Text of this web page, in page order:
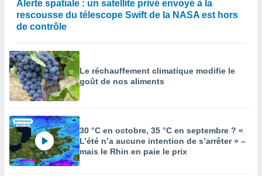
Alerte spatiale : un satellite privé envoyé à la
rescousse du télescope Swift de la NASA est hors
de contrôle
Le réchauffement climatique modifie le
goût de nos aliments
30 °C en octobre, 35 °C en septembre ? «
L’été n’a aucune intention de s’arrêter » –
mais le Rhin en paie le prix